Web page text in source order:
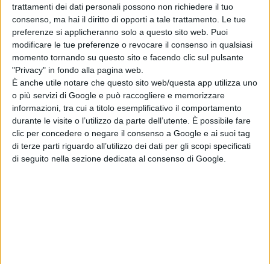
trattamenti dei dati personali possono non richiedere il tuo
consenso, ma hai il diritto di opporti a tale trattamento. Le tue
preferenze si applicheranno solo a questo sito web. Puoi
modificare le tue preferenze o revocare il consenso in qualsiasi
momento tornando su questo sito e facendo clic sul pulsante
"Privacy" in fondo alla pagina web.
È anche utile notare che questo sito web/questa app utilizza uno
o più servizi di Google e può raccogliere e memorizzare
informazioni, tra cui a titolo esemplificativo il comportamento
durante le visite o l’utilizzo da parte dell’utente. È possibile fare
clic per concedere o negare il consenso a Google e ai suoi tag
di terze parti riguardo all’utilizzo dei dati per gli scopi specificati
di seguito nella sezione dedicata al consenso di Google.
Articolo successivo